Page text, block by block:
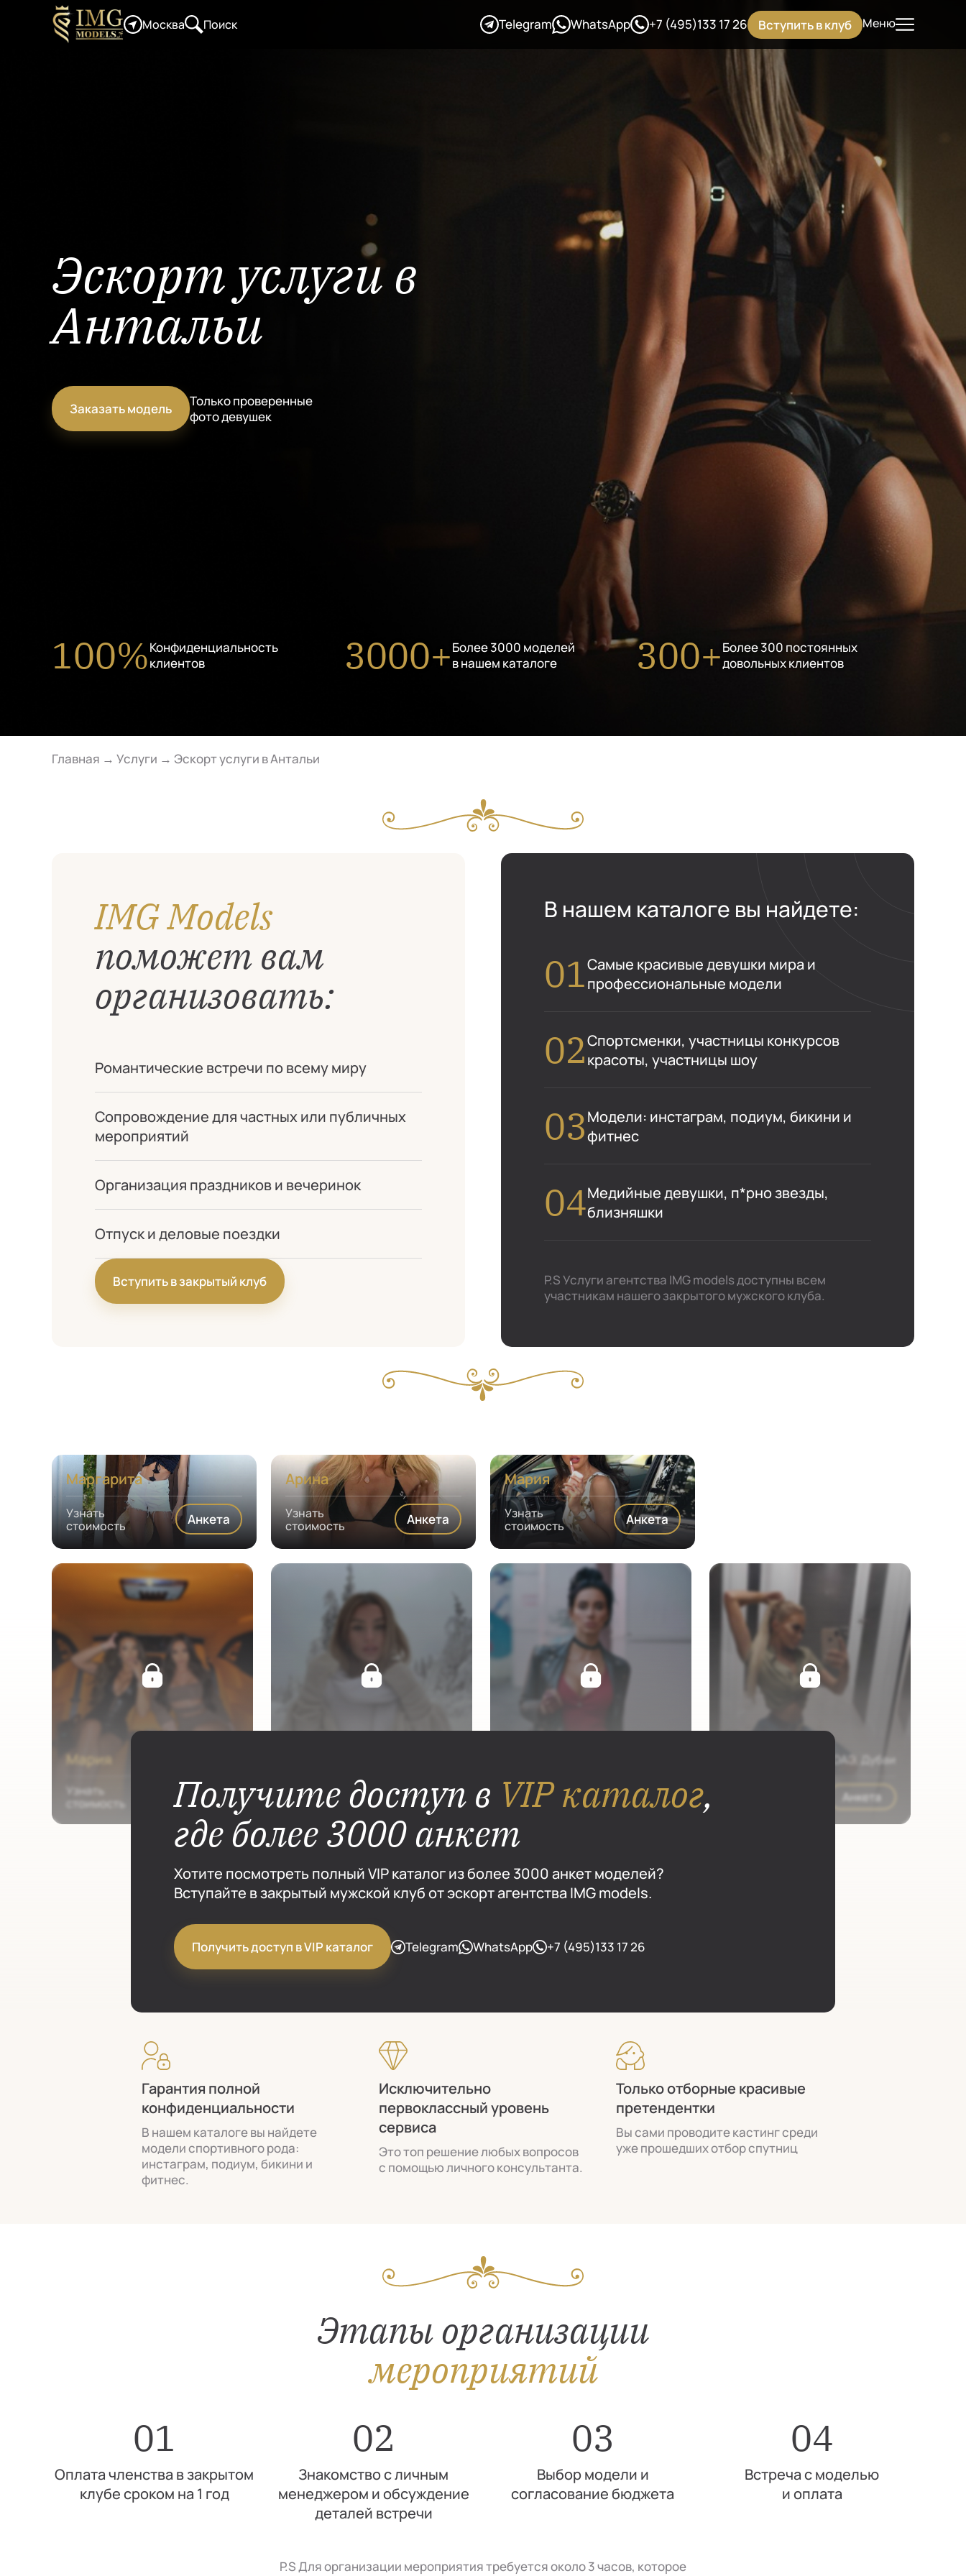
Москва Поиск Telegram WhatsApp +7 (495)133 17 26 Вступить в клуб Меню
Эскорт услуги в
Антальи
Заказать модель
Только проверенные
фото девушек
100%Конфиденциальность
клиентов
3000+Более 3000 моделей
в нашем каталоге
300+Более 300 постоянных
довольных клиентов
Главная → Услуги → Эскорт услуги в Антальи
IMG Models
поможет вам
организовать:
Романтические встречи по всему миру
Сопровождение для частных или публичных
мероприятий
Организация праздников и вечеринок
Отпуск и деловые поездки
Вступить в закрытый клуб
В нашем каталоге вы найдете:
Самые красивые девушки мира и
профессиональные модели
Спортсменки, участницы конкурсов
красоты, участницы шоу
Модели: инстаграм, подиум, бикини и
фитнес
Медийные девушки, п*рно звезды,
близняшки
P.S Услуги агентства IMG models доступны всем
участникам нашего закрытого мужского клуба.
Маргарита
Узнать
стоимость
Анкета
Арина
Узнать
стоимость
Анкета
Мария
Узнать
стоимость
Анкета
Получите доступ в VIP каталог,
где более 3000 анкет
Хотите посмотреть полный VIP каталог из более 3000 анкет моделей?
Вступайте в закрытый мужской клуб от эскорт агентства IMG models.
Получить доступ в VIP каталог Telegram WhatsApp +7 (495)133 17 26
Гарантия полной
конфиденциальности
В нашем каталоге вы найдете
модели спортивного рода:
инстаграм, подиум, бикини и
фитнес.
Исключительно
первоклассный уровень
сервиса
Это топ решение любых вопросов
с помощью личного консультанта.
Только отборные красивые
претендентки
Вы сами проводите кастинг среди
уже прошедших отбор спутниц
Этапы организации
мероприятий
01
Оплата членства в закрытом
клубе сроком на 1 год
02
Знакомство с личным
менеджером и обсуждение
деталей встречи
03
Выбор модели и
согласование бюджета
04
Встреча с моделью
и оплата
P.S Для организации мероприятия требуется около 3 часов, которое